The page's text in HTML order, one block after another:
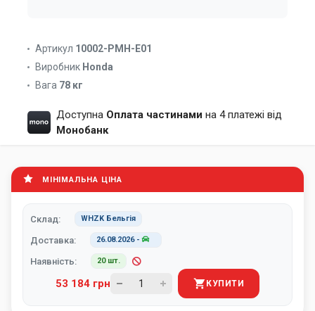
Артикул 10002-PMH-E01
Виробник Honda
Вага 78 кг
Доступна Оплата частинами на 4 платежі від
Монобанк
МІНІМАЛЬНА ЦІНА
Склад: WHZK Бельгія
Доставка: 26.08.2026-
Наявність: 20 шт.
53 184 грн КУПИТИ